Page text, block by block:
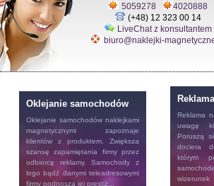
5059278
4020888
(+48) 12 323 00 14
LiveChat z konsultantem
biuro@naklejki-
Oklejanie samochodów
Oklejanie samochodów naklejkami
magnetycznymi zapoznaje
klientów z produktem. Zwiększa
szansę zapamiętania firmy przez
odbiorcę reklamy. Samochody z
logo bądź danymi teleadresowymi
firmy podnoszą jej prestiż...
Reklama
uwagę
Poruszą
dociera
którym
wizerunek